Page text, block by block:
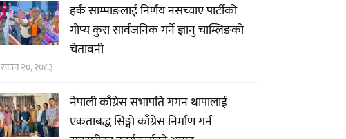
हर्क साम्पाङलाई निर्णय नसच्याए पार्टीको
गोप्य कुरा सार्वजनिक गर्ने ज्ञानु चाम्लिङको
चेतावनी
साउन २०, २०८३
नेपाली काँग्रेस सभापति गगन थापालाई
एकताबद्ध सिङ्गो काँग्रेस निर्माण गर्न